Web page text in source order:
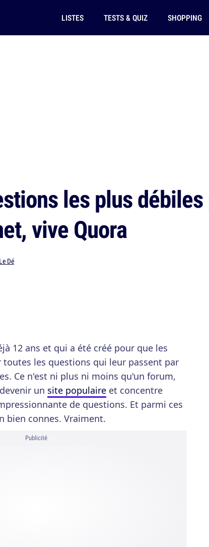
LISTES TESTS & QUIZ SHOPPING
les plus
vive Quora
Dé
12 ans et qui a été créé pour que les
les questions qui leur passent par
Ce n'est ni plus ni moins qu'un forum,
un site populaire et concentre
de questions. Et parmi ces
bien connes. Vraiment.
Publicité